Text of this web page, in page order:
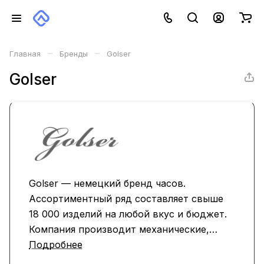
Главная – Бренды – Golser
Golser
Golser — немецкий бренд часов.
Ассортиментный ряд составляет свыше
18 000 изделий на любой вкус и бюджет.
Компания производит механические,
кварцевые и умные часы, отличающиеся
Подробнее